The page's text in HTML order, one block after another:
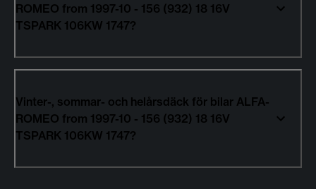
ROMEO from 1997-10 - 156 (932) 18 16V
TSPARK 106KW 1747?
Vinter-, sommar- och helårsdäck för bilar ALFA-
ROMEO from 1997-10 - 156 (932) 18 16V
TSPARK 106KW 1747?